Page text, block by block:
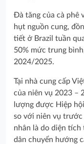
Đà tăng của cà phê
hụt nguồn cung,
tiết ở Brazil tuần
50% mức trung
2024/2025.
Tại nhà cung cấp
của niên vụ 2023 –
lượng được Hiệp
so với niên vụ trước
nhân là do diện tích
dân chuyển hướng